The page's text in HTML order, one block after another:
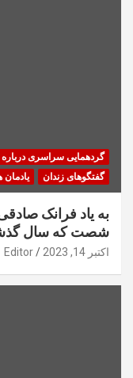
گردهمایی سراسری درباره
گفتگوهای زندان
یادمان
به یاد فرانک
شصت که سال
اکتبر 14, 2023 Editor